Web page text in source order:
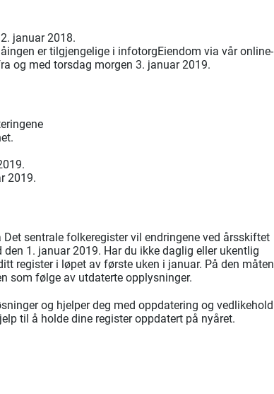
januar 2018.
er tilgjengelige i infotorgEiendom via vår online-
og med torsdag morgen 3. januar 2019.
2019.
sentrale folkeregister vil endringene ved årsskiftet
1. januar 2019. Har du ikke daglig eller ukentlig
register i løpet av første uken i januar. På den måten
som følge av utdaterte opplysninger.
og hjelper deg med oppdatering og vedlikehold
til å holde dine register oppdatert på nyåret.